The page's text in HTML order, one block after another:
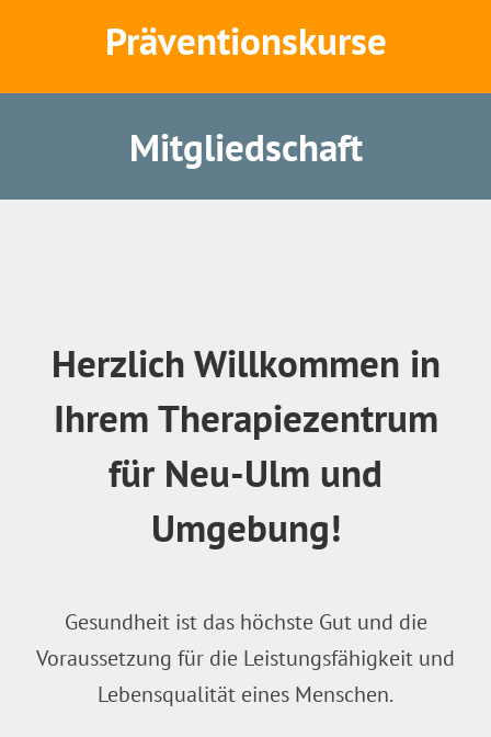
Präventionskurse
Mitgliedschaft
Herzlich Willkommen in
Ihrem Therapiezentrum
für Neu-Ulm und
Umgebung!
Gesundheit ist das höchste Gut und die
Voraussetzung für die Leistungsfähigkeit und
Lebensqualität eines Menschen.